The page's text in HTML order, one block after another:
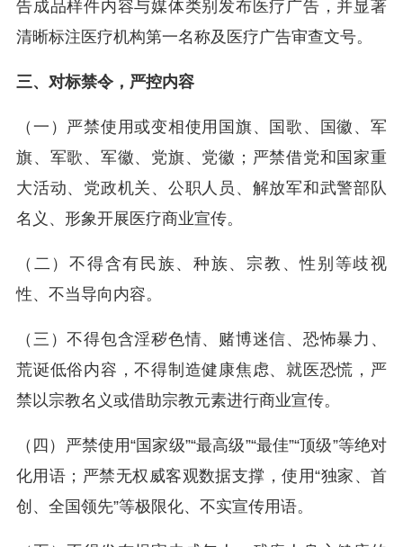
告成品样件内容与媒体类别发布医疗广告，并显著
清晰标注医疗机构第一名称及医疗广告审查文号。
三、对标禁令，严控内容
（一）严禁使用或变相使用国旗、国歌、国徽、军
旗、军歌、军徽、党旗、党徽；严禁借党和国家重
大活动、党政机关、公职人员、解放军和武警部队
名义、形象开展医疗商业宣传。
（二）不得含有民族、种族、宗教、性别等歧视
性、不当导向内容。
（三）不得包含淫秽色情、赌博迷信、恐怖暴力、
荒诞低俗内容，不得制造健康焦虑、就医恐慌，严
禁以宗教名义或借助宗教元素进行商业宣传。
（四）严禁使用“国家级”“最高级”“最佳”“顶级”等绝对
化用语；严禁无权威客观数据支撑，使用“独家、首
创、全国领先”等极限化、不实宣传用语。